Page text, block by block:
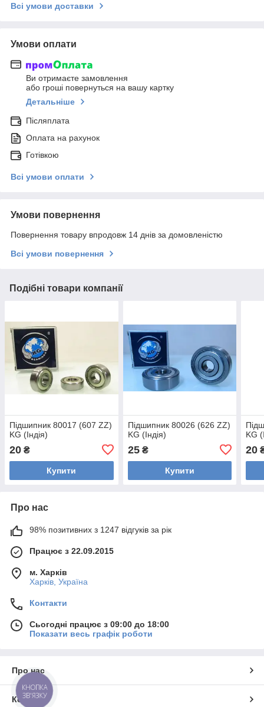
Всі умови доставки
Умови оплати
Ви отримаєте замовлення
або гроші повернуться на вашу картку
Детальніше
Післяплата
Оплата на рахунок
Готівкою
Всі умови оплати
Умови повернення
Повернення товару впродовж 14 днів за домовленістю
Всі умови повернення
Подібні товари компанії
Підшипник 80017 (607 ZZ)
KG (Індія)
20 ₴
Купити
Підшипник 80026 (626 ZZ)
KG (Індія)
25₴
Купити
KG
20
Про нас
98% позитивних з 1247 відгуків за рік
Працює з 22.09.2015
м. Харків
Харків, Україна
Контакти
Сьогодні працює з 09:00 до 18:00
Показати весь графік роботи
Про нас
Контакти
КНОПКА
ЗВ'ЯЗКУ